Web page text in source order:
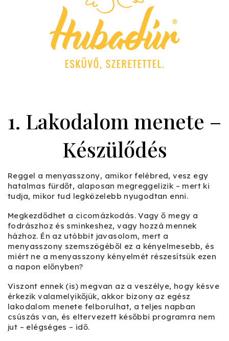
1. Lakodalom menete –
Készülődés
Reggel a menyasszony, amikor felébred, vesz egy
hatalmas fürdőt, alaposan megreggelizik – mert ki
tudja, mikor tud legközelebb nyugodtan enni.
Megkezdődhet a cicomázkodás. Vagy ő megy a
fodrászhoz és sminkeshez, vagy hozzá mennek
házhoz. Én az utóbbit javasolom, mert a
menyasszony szemszögéből ez a kényelmesebb, és
miért ne a menyasszony kényelmét részesítsük ezen
a napon előnyben?
Viszont ennek (is) megvan az a veszélye, hogy késve
érkezik valamelyikőjük, akkor bizony az egész
lakodalom menete felborulhat, a teljes napban
csúszás van, és eltervezett későbbi programra nem
jut – elégséges – idő.